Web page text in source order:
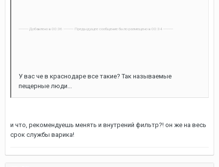
---------- Добавлено в 00:36 ---------- Предыдущее сообщение было размещено в 00:34 ----------
У вас че в краснодаре все такие? Так называемые
пещерные люди...
и что, рекомендуешь менять и внутрений фильтр?! он же на весь
срок службы варика!